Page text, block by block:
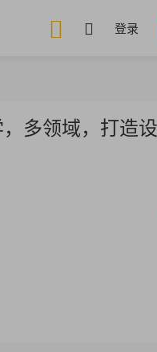
登录
多领域，打造